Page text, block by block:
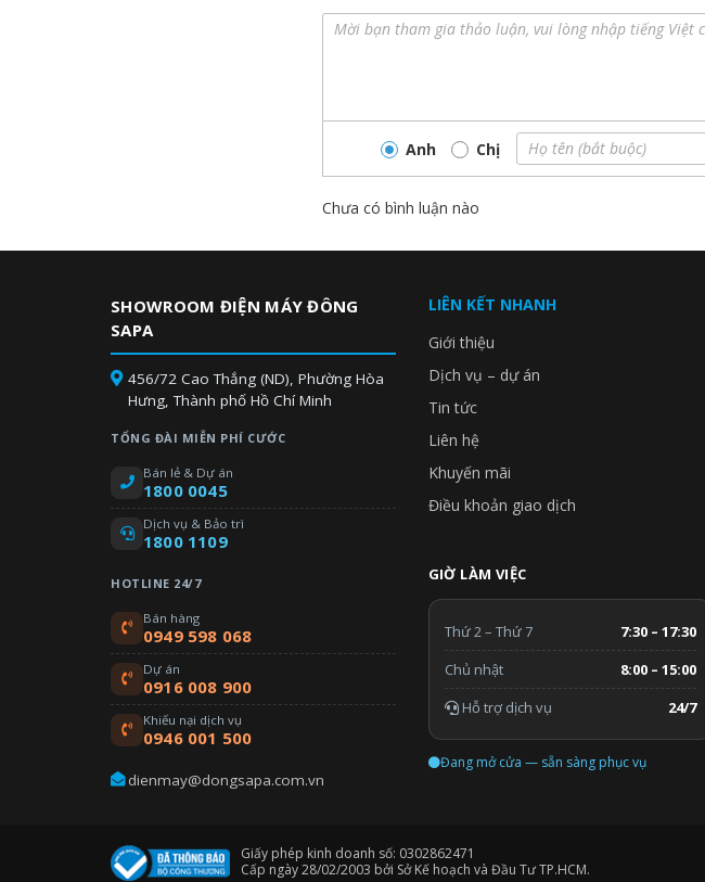
Anh Chị
Chưa có bình luận nào
SHOWROOM ĐIỆN MÁY ĐÔNG
SAPA
456/72 Cao Thắng (ND), Phường Hòa
Hưng, Thành phố Hồ Chí Minh
TỔNG ĐÀI MIỄN PHÍ CƯỚC
Bán lẻ & Dự án
1800 0045
Dịch vụ & Bảo trì
1800 1109
HOTLINE 24/7
Bán hàng
0949 598 068
Dự án
0916 008 900
Khiếu nại dịch vụ
0946 001 500
dienmay@dongsapa.com.vn
LIÊN KẾT NHANH
Giới thiệu
Dịch vụ – dự án
Tin tức
Liên hệ
Khuyến mãi
Điều khoản giao dịch
GIỜ LÀM VIỆC
Thứ 2 – Thứ 7
7:30 – 17:30
Chủ nhật
8:00 – 15:00
Hỗ trợ dịch vụ
24/7
Đang mở cửa — sẵn sàng phục vụ
Giấy phép kinh doanh số: 0302862471
Cấp ngày 28/02/2003 bởi Sở Kế hoạch và Đầu Tư TP.HCM.